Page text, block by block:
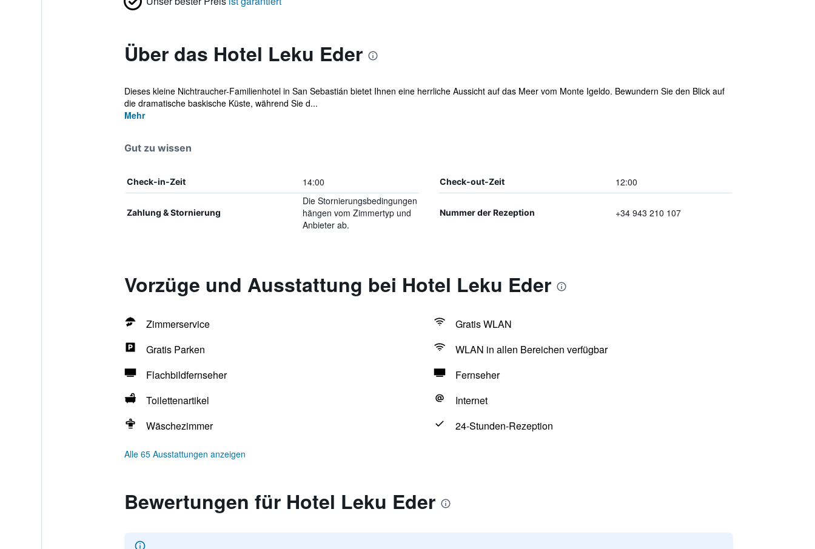
Über das Hotel Leku Eder
Dieses kleine Nichtraucher-Familienhotel in San Sebastián bietet Ihnen eine herrliche Aussicht auf das Meer vom Monte Igeldo. Bewundern Sie den Blick auf
die dramatische baskische Küste, während Sie d...
Mehr
Gut zu wissen
Check-in-Zeit 14:00 Check-out-Zeit 12:00
Zahlung & Stornierung
Die Stornierungsbedingungen
hängen vom Zimmertyp und
Anbieter ab.
Nummer der Rezeption +34 943 210 107
Vorzüge und Ausstattung bei Hotel Leku Eder
Zimmerservice
Gratis WLAN
Gratis Parken
WLAN in allen Bereichen verfügbar
Flachbildfernseher
Fernseher
Toilettenartikel
Internet
Wäschezimmer
24-Stunden-Rezeption
Alle 65 Ausstattungen anzeigen
Bewertungen für Hotel Leku Eder